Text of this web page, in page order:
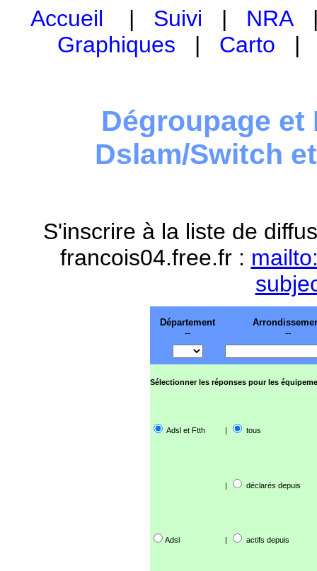
Accueil | Suivi | NRA
Graphiques | Carto
Dégroupage et
Dslam/Switch
S'inscrire à la liste de
francois04.free.fr :
Département
--
--
Sélectionner les réponses pour les
Adsl et Ftth | tous
| déclarés depuis
Adsl | actifs depuis